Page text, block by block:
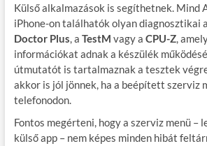
Külső alkalmazások is segíthetnek. Mind
iPhone-on találhatók olyan diagnosztikai
Doctor Plus, a TestM vagy a CPU-Z,
információkat adnak a készülék
útmutatót is tartalmaznak a tesztek
akkor is jól jönnek, ha a beépített szerviz
telefonodon.
Fontos megérteni, hogy a szerviz menü –
külső app – nem képes minden hibát